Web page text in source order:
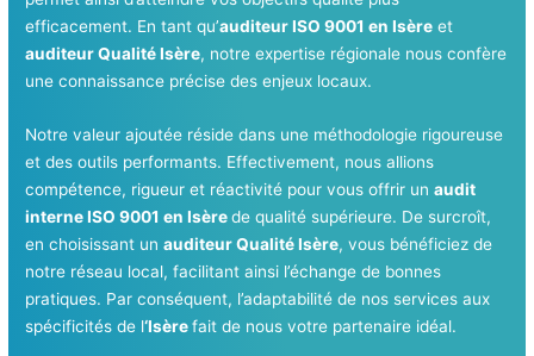
efficacement. En tant qu’auditeur ISO 9001 en Isère et
auditeur Qualité Isère, notre expertise régionale nous confère
une connaissance précise des enjeux locaux.
Notre valeur ajoutée réside dans une méthodologie rigoureuse
et des outils performants. Effectivement, nous allions
compétence, rigueur et réactivité pour vous offrir unaudit
interne ISO 9001 en Isèrede qualité supérieure. De surcroît,
en choisissant unauditeur Qualité Isère, vous bénéficiez de
notre réseau local, facilitant ainsi l’échange de bonnes
pratiques. Par conséquent, l’adaptabilité de nos services aux
spécificités de l‘Isèrefait de nous votre partenaire idéal.